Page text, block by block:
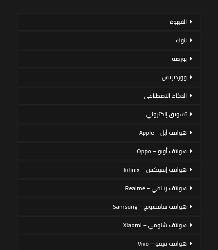
القهوة
بنوك
بورصة
ووردبريس
الذكاء الاصطناعي
تسويق إلكتروني
هواتف أبل – Apple
هواتف أوبو – Oppo
هواتف إنفينكس – Infinix
هواتف ريلمي – Realme
هواتف سامسونج – Samsung
هواتف شاومي – Xiaomi
هواتف فيفو – Vivo